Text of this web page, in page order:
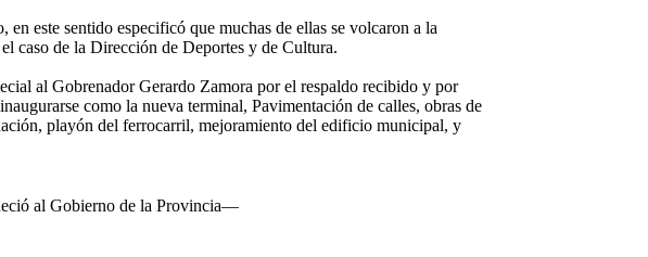
este sentido especificó que muchas de ellas se volcaron a la
caso de la Dirección de Deportes y de Cultura.
al Gobrenador Gerardo Zamora por el respaldo recibido y por
como la nueva terminal, Pavimentación de calles, obras de
playón del ferrocarril, mejoramiento del edificio municipal, y
al Gobierno de la Provincia—